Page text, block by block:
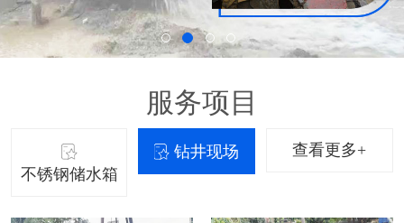
服务项目
不锈钢储水箱
钻井现场 查看更多+